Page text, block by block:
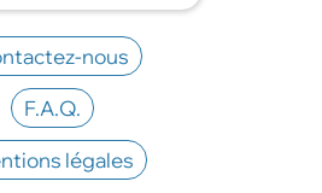
nous
F.A.Q.
légales